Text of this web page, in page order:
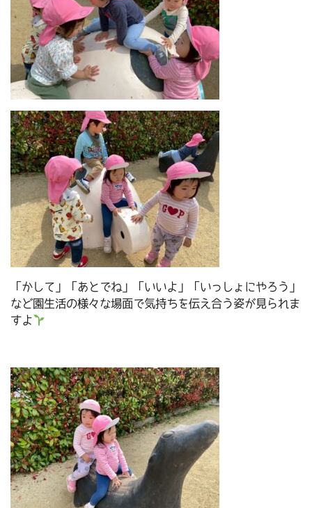
「かして」「あとでね」「いいよ」「いっしょにやろう」
など園生活の様々な場面で気持ちを伝え合う姿が見られま
すよ